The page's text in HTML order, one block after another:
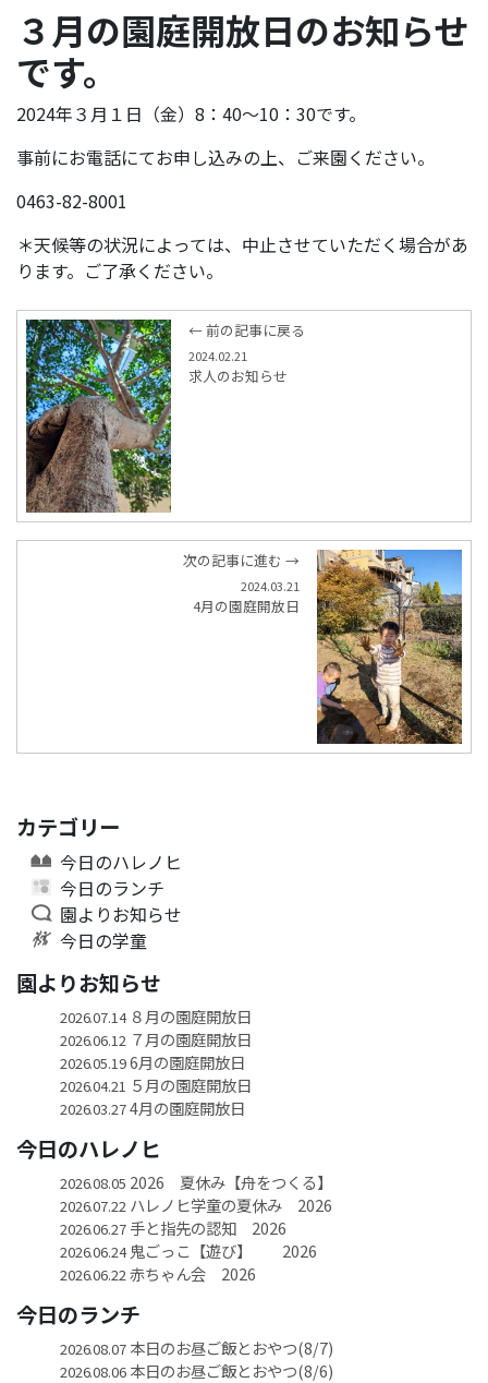
３月の園庭開放日のお知らせ
です。
2024年３月１日（金）8：40～10：30です。
事前にお電話にてお申し込みの上、ご来園ください。
0463-82-8001
＊天候等の状況によっては、中止させていただく場合があ
ります。ご了承ください。
← 前の記事に戻る
2024.02.21
求人のお知らせ
次の記事に進む →
2024.03.21
4月の園庭開放日
カテゴリー
今日のハレノヒ
今日のランチ
園よりお知らせ
今日の学童
園よりお知らせ
2026.07.14８月の園庭開放日
2026.06.12 ７月の園庭開放日
2026.05.196月の園庭開放日
2026.04.21 ５月の園庭開放日
2026.03.274月の園庭開放日
今日のハレノヒ
2026.08.05 2026 夏休み【舟をつくる】
2026.07.22 ハレノヒ学童の夏休み 2026
2026.06.27手と指先の認知 2026
2026.06.24鬼ごっこ【遊び】 2026
2026.06.22赤ちゃん会 2026
今日のランチ
2026.08.07本日のお昼ご飯とおやつ(8/7)
2026.08.06本日のお昼ご飯とおやつ(8/6)